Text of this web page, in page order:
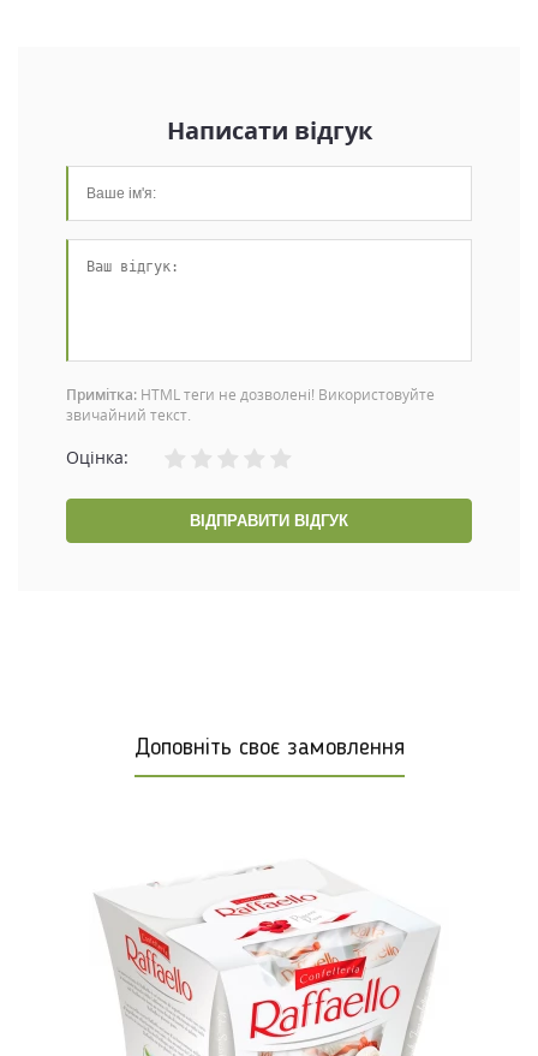
Написати відгук
Примітка: HTML теги не дозволені! Використовуйте
звичайний текст.
Оцінка:
ВІДПРАВИТИ ВІДГУК
Доповніть своє замовлення